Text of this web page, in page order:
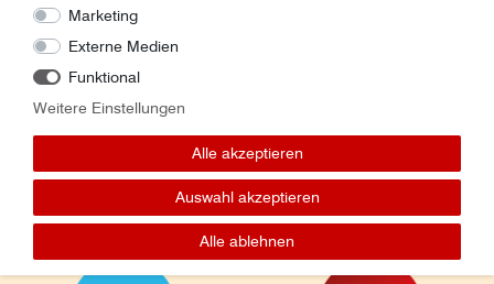
Folge uns auf:
Marketing
Externe Medien
Funktional
Weitere Einstellungen
Alle akzeptieren
Auswahl akzeptieren
Alle ablehnen